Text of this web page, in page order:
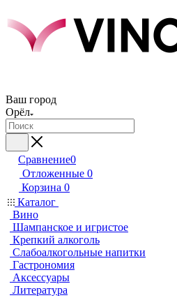
Ваш город
Орёл
Сравнение0
Отложенные 0
Корзина 0
Каталог
Вино
Шампанское и игристое
Крепкий алкоголь
Слабоалкогольные напитки
Гастрономия
Аксессуары
Литература